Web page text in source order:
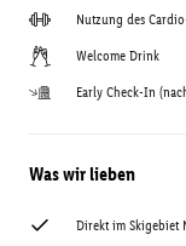
Nutzung des
Welcome Drink
Early Check-In
Was wir lieben
Direkt im Skigebiet